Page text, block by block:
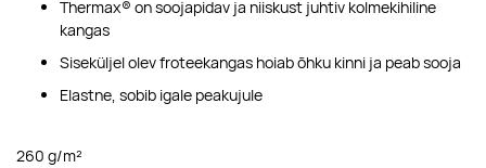
Thermax® on soojapidav ja niiskust juhtiv kolmekihiline
kangas
Siseküljel olev froteekangas hoiab õhku kinni ja peab sooja
Elastne, sobib igale peakujule
260 g/m²